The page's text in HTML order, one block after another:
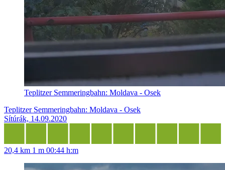
Teplitzer Semmeringbahn: Moldava - Osek
Teplitzer Semmeringbahn: Moldava - Osek
Sítúrák, 14.09.2020
20,4 km 1 m 00:44 h:m